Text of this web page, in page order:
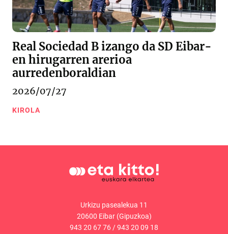
Real Sociedad B izango da SD Eibar-
en hirugarren arerioa
aurredenboraldian
2026/07/27
KIROLA
Urkizu pasealekua 11
20600 Eibar (Gipuzkoa)
943 20 67 76/943 20 09 18